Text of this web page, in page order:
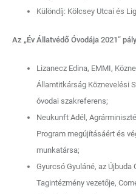
Különdíj: Kölcsey Utcai és
Az „Év Állatvédő Óvodája 2021”
Lizanecz Edina, EMMI,
Államtitkárság Köznevelési
óvodai szakreferens;
Neukunft Adél,
Program megújításáért és
munkatársa;
Gyurcsó Gyuláné, az Újbuda
Tagintézmény vezetője,